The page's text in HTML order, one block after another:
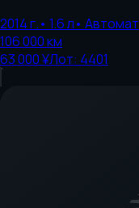
2014г.• 1.6л• Автомат
106 000км
63 000 ¥Лот: 4401